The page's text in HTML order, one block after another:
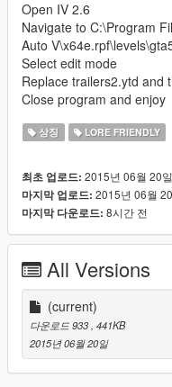
Open IV 2.6
Navigate to C:\Program
Auto
Select edit mode
Replace trailers2.ytd and
Close program and enjoy
상징 LORE FRIENDLY
최초 업로드: 2015년 06월 20일
마지막 업로드: 2015년 06월
마지막 다운로드: 8시간 전
All Versions
(current)
다운로드 933, 441KB
2015년 06월 20일